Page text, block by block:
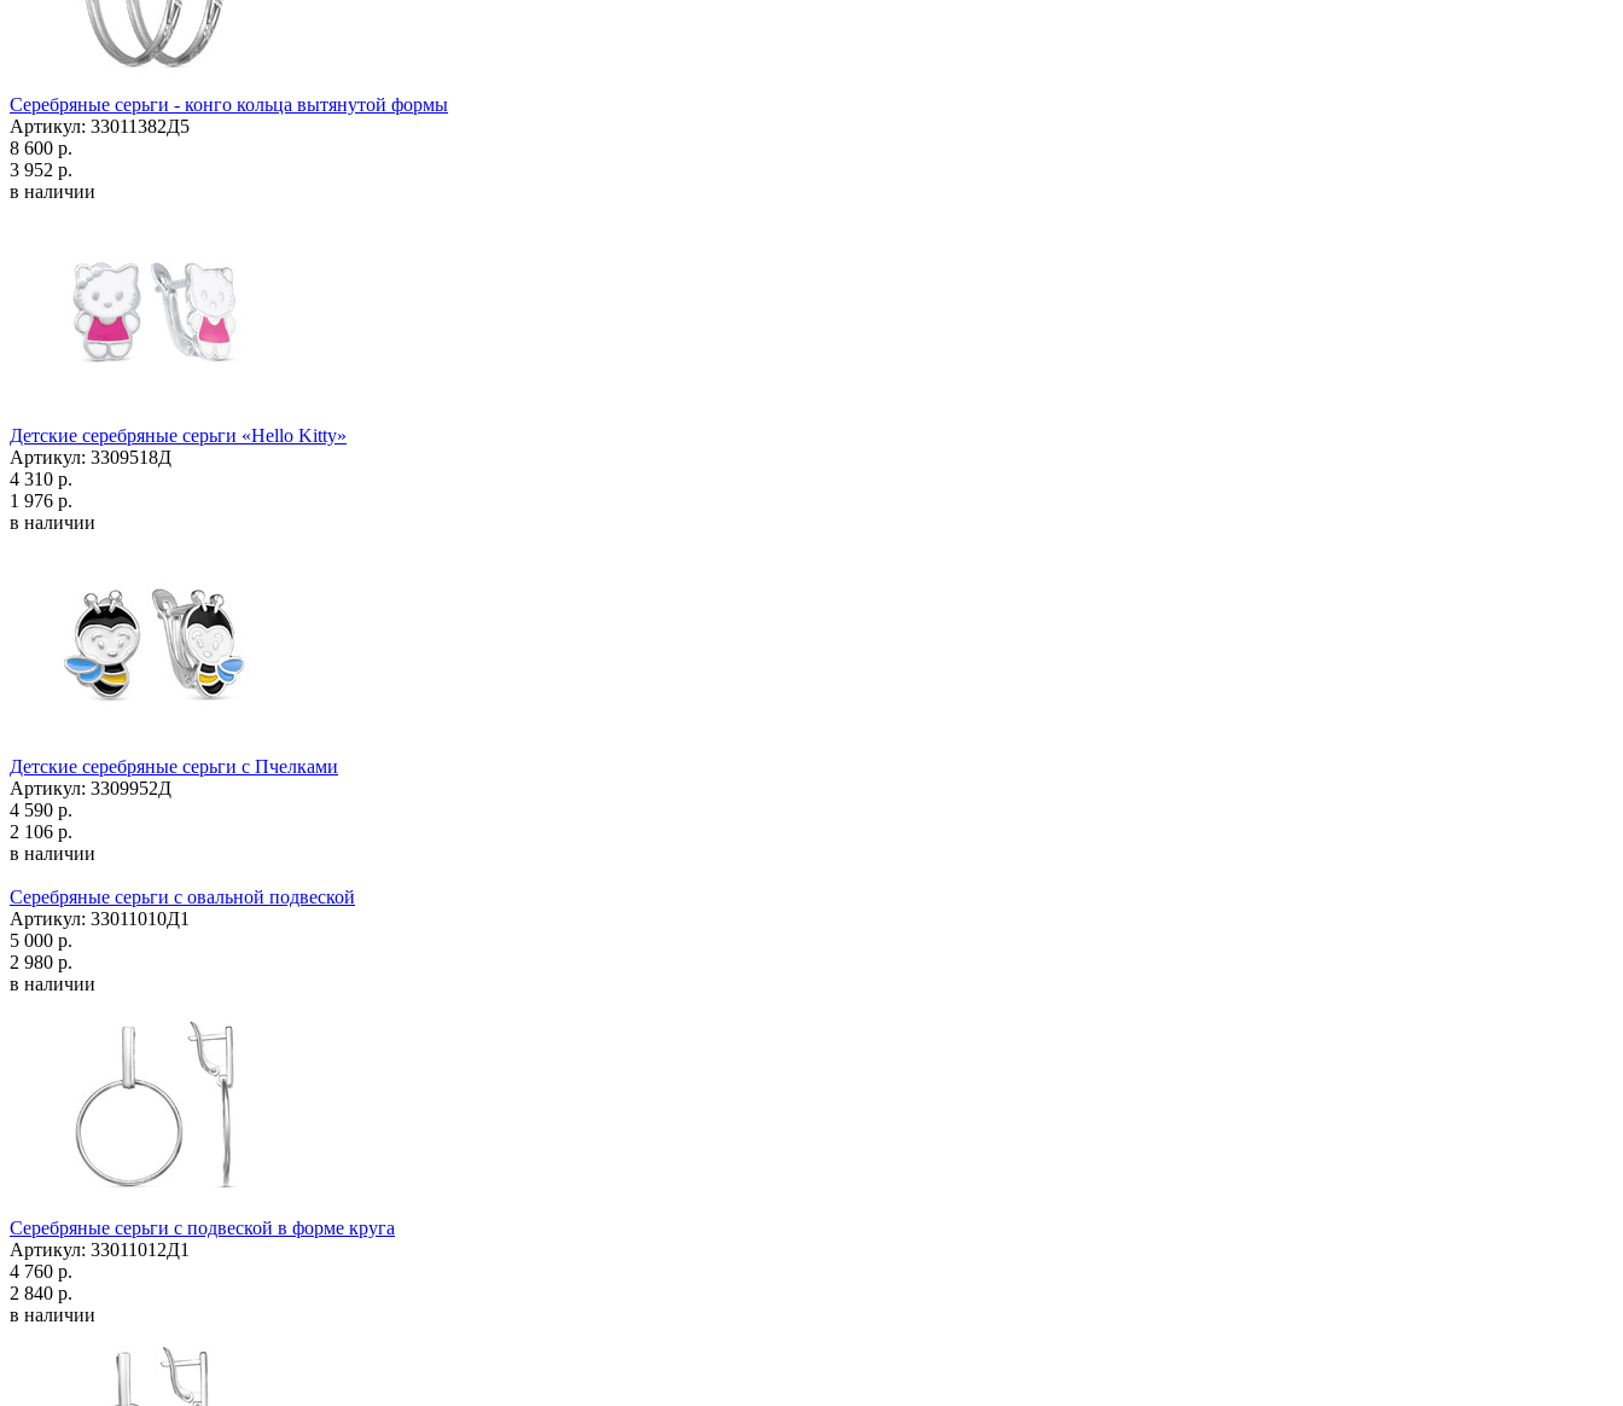
Серебряные серьги - конго кольца вытянутой формы
Артикул: 33011382Д5
8 600 р.
3 952 р.
в наличии
Детские серебряные серьги «Hello Kitty»
Артикул: 3309518Д
4 310 р.
1 976 р.
в наличии
Детские серебряные серьги с Пчелками
Артикул: 3309952Д
4 590 р.
2 106 р.
в наличии
Серебряные серьги с овальной подвеской
Артикул: 33011010Д1
5 000 р.
2 980 р.
в наличии
Серебряные серьги с подвеской в форме круга
Артикул: 33011012Д1
4 760 р.
2 840 р.
в наличии